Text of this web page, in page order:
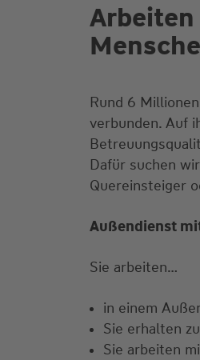
Rund 6
verbunden. Auf
Dafür suchen
Quereinsteiger
Außendienst
Sie arbeiten…
in einem
Sie erhalten
Sie arbeiten